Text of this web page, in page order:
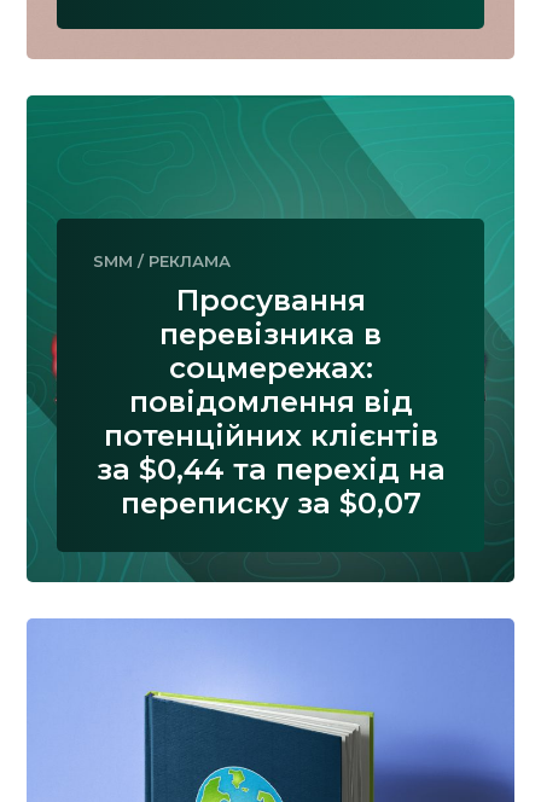
SMM / РЕКЛАМА
Просування
перевізника в
соцмережах:
повідомлення від
потенційних клієнтів
за $0,44 та перехід на
переписку за $0,07